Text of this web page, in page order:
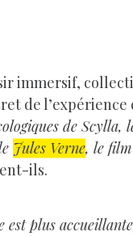
immersif,
de l’expérience
de Scylla,
Jules Verne, le
ils.
est plus